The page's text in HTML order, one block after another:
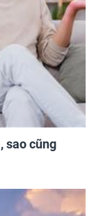
sao cũng